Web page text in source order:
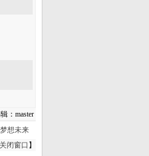
：master
想未来
关闭窗口 】